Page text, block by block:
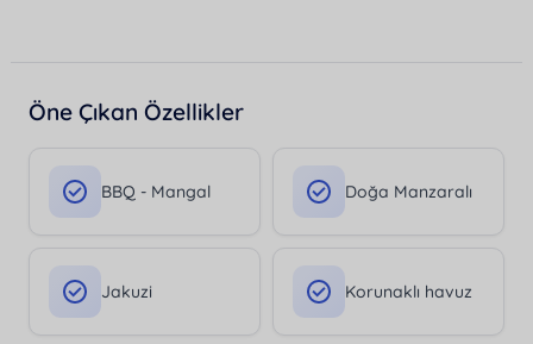
Öne Çıkan Özellikler
BBQ - Mangal Doğa Manzaralı
Jakuzi Korunaklı havuz